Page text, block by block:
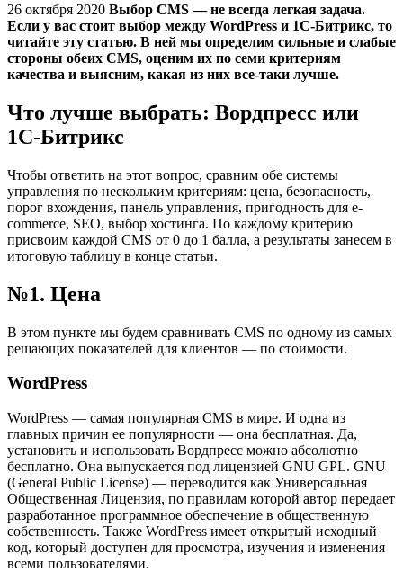
26 октября 2020 Выбор CMS — не всегда легкая задача.
Если у вас стоит выбор между WordPress и 1С-Битрикс, то
читайте эту статью. В ней мы определим сильные и слабые
стороны обеих CMS, оценим их по семи критериям
качества и выясним, какая из них все-таки лучше.
Что лучше выбрать: Вордпресс или
1С-Битрикс
Чтобы ответить на этот вопрос, сравним обе системы
управления по нескольким критериям: цена, безопасность,
порог вхождения, панель управления, пригодность для e-
commerce, SEO, выбор хостинга. По каждому критерию
присвоим каждой CMS от 0 до 1 балла, а результаты занесем в
итоговую таблицу в конце статьи.
№1. Цена
В этом пункте мы будем сравнивать CMS по одному из самых
решающих показателей для клиентов — по стоимости.
WordPress
WordPress — самая популярная CMS в мире. И одна из
главных причин ее популярности — она бесплатная. Да,
установить и использовать Вордпресс можно абсолютно
бесплатно. Она выпускается под лицензией GNU GPL. GNU
(General Public License) — переводится как Универсальная
Общественная Лицензия, по правилам которой автор передает
разработанное программное обеспечение в общественную
собственность. Также WordPress имеет открытый исходный
код, который доступен для просмотра, изучения и изменения
всеми пользователями.